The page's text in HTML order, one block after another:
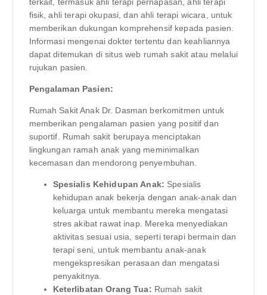
fisik, ahli terapi okupasi, dan ahli terapi wicara, untuk
memberikan dukungan komprehensif kepada pasien.
Informasi mengenai dokter tertentu dan keahliannya
dapat ditemukan di situs web rumah sakit atau melalui
rujukan pasien.
Pengalaman Pasien:
Rumah Sakit Anak Dr. Dasman berkomitmen untuk
memberikan pengalaman pasien yang positif dan
suportif. Rumah sakit berupaya menciptakan
lingkungan ramah anak yang meminimalkan
kecemasan dan mendorong penyembuhan.
Spesialis Kehidupan Anak: Spesialis
kehidupan anak bekerja dengan anak-anak dan
keluarga untuk membantu mereka mengatasi
stres akibat rawat inap. Mereka menyediakan
aktivitas sesuai usia, seperti terapi bermain dan
terapi seni, untuk membantu anak-anak
mengekspresikan perasaan dan mengatasi
penyakitnya.
Keterlibatan Orang Tua: Rumah sakit